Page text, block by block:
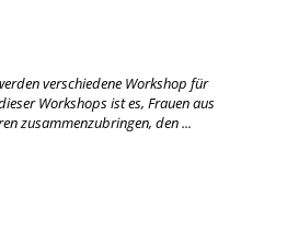
verschiedene Workshop für
Workshops ist es, Frauen aus
zusammenzubringen, den ...